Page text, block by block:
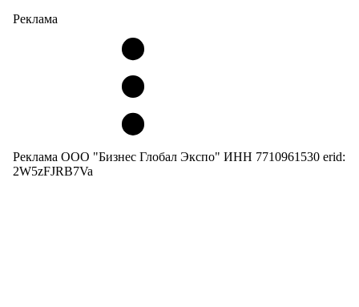
Реклама
Реклама ООО "Бизнес Глобал Экспо" ИНН 7710961530 erid:
2W5zFJRB7Va